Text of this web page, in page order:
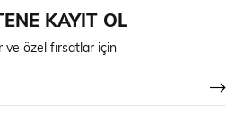
KAYIT OL
ve özel fırsatlar için